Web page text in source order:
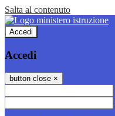
Salta al contenuto
Accedi
Accedi
button close ×